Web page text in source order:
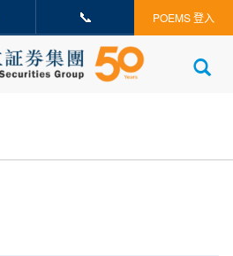
📞 POEMS 登入